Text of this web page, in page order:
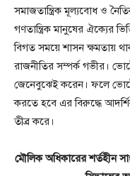
সমাজতান্ত্রিক মূল্যবোধ ও
গণতান্ত্রিক মানুষের ঐক্যের
বিগত সময়ে শাসন ক্ষমতায়
রাজনীতির সম্পর্ক গভীর।
জেনেবুঝেই করেন। ফলে
করতে হবে এর বিরুদ্ধে
তীব্র করে।
মৌলিক অধিকারের শর্তহীন